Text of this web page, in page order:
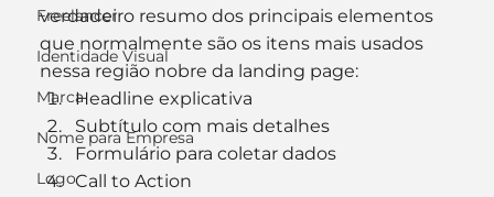
Freelancer
Identidade Visual
Marca
Nome para Empresa
Logo
verdadeiro resumo dos principais elementos
que normalmente são os itens mais usados
nessa região nobre da landing page:
Headline explicativa
Subtítulo com mais detalhes
Formulário para coletar dados
Call to Action